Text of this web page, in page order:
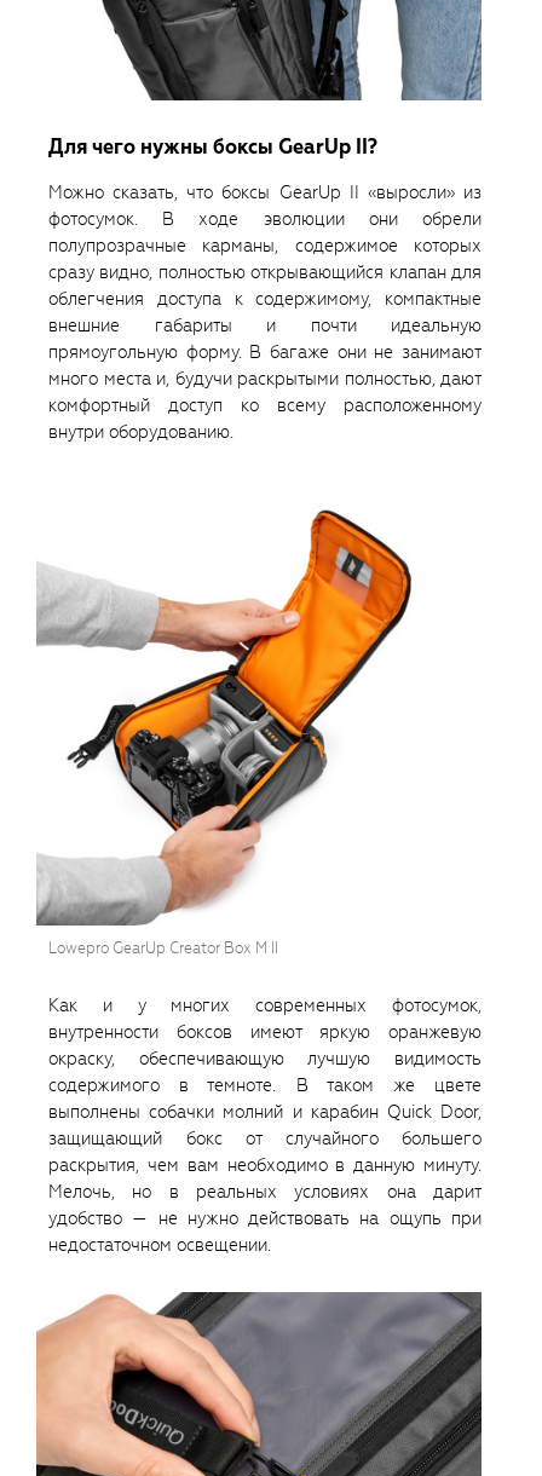
Для чего нужны боксы GearUp II?
Можно сказать, что боксы GearUp II «выросли» из
фотосумок. В ходе эволюции они обрели
полупрозрачные карманы, содержимое которых
сразу видно, полностью открывающийся клапан для
облегчения доступа к содержимому, компактные
внешние габариты и почти идеальную
прямоугольную форму. В багаже они не занимают
много места и, будучи раскрытыми полностью, дают
комфортный доступ ко всему расположенному
внутри оборудованию.
Lowepro GearUp Creator Box M II
Как и у многих современных фотосумок,
внутренности боксов имеют яркую оранжевую
окраску, обеспечивающую лучшую видимость
содержимого в темноте. В таком же цвете
выполнены собачки молний и карабин Quick Door,
защищающий бокс от случайного большего
раскрытия, чем вам необходимо в данную минуту.
Мелочь, но в реальных условиях она дарит
удобство — не нужно действовать на ощупь при
недостаточном освещении.